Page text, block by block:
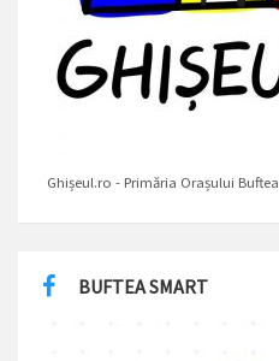
Ghișeul.ro - Primăria Orașului Buftea
BUFTEA SMART